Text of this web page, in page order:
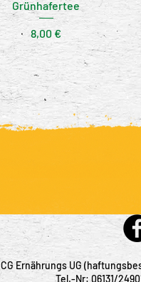
Grünhafertee
Preis
8,00 €
CG Ernährungs UG
Tel.-Nr: 06131/